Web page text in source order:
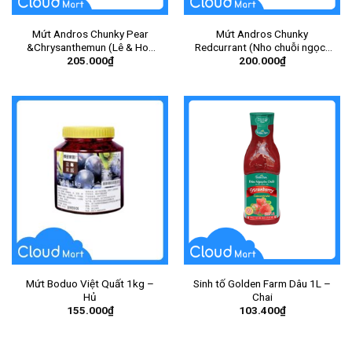
Mứt Andros Chunky Pear
&Chrysanthemun (Lê & Hoa
Cúc) 1Kg – Gói
205.000₫
Mứt Andros Chunky
Redcurrant (Nho chuỗi ngọc)
1Kg – Gói
200.000₫
Mứt Boduo Việt Quất 1kg –
Hủ
155.000₫
Sinh tố Golden Farm Dâu 1L –
Chai
103.400₫